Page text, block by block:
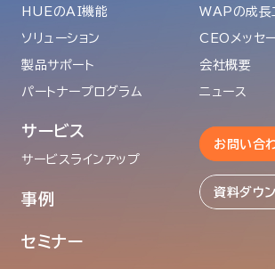
HUEのAI機能
ソリューション
製品サポート
パートナープログラム
サービス
サービスラインアップ
事例
セミナー
WAPの成長
CEOメッセ
会社概要
ニュース
お問い合
資料ダウ